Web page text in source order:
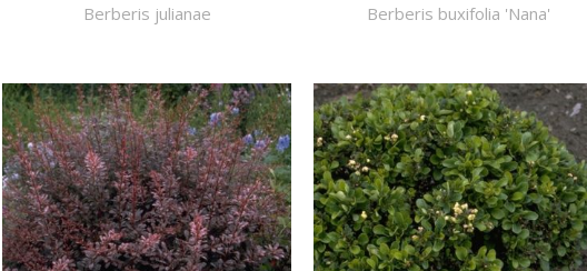
Berberis julianae Berberis buxifolia 'Nana'